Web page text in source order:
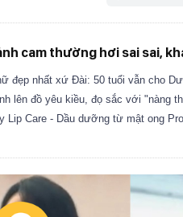
cam thường hơi sai sai,
đẹp nhất xứ Đài: 50 tuổi vẫn cho
lên đồ yêu kiều, đọ sắc với "nàng
Lip Care - Dầu dưỡng từ mật ong